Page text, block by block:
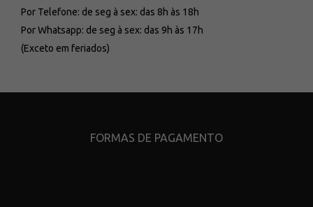
Por Telefone: de seg à sex: das 8h às 18h
Por Whatsapp: de seg à sex: das 9h às 17h
(Exceto em feriados)
FORMAS DE PAGAMENTO